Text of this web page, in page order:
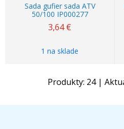
Sada gufier sada ATV
50/100 IP000277
3,64 €
1 na sklade
Produkty: 24|